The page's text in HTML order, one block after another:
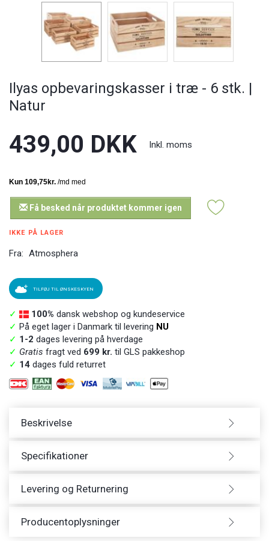
Ilyas opbevaringskasser i træ - 6 stk. |
Natur
439,00 DKK Inkl. moms
Få besked når produktet kommer igen
IKKE PÅ LAGER
Fra: Atmosphera
TILFØJ TIL ØNSKESKYEN
✓ 100% dansk webshop og kundeservice
✓ På eget lager i Danmark til levering NU
✓ 1-2 dages levering på hverdage
✓ Gratis fragt ved 699 kr. til GLS pakkeshop
✓ 14 dages fuld returret
Beskrivelse
Specifikationer
Levering og Returnering
Producentoplysninger